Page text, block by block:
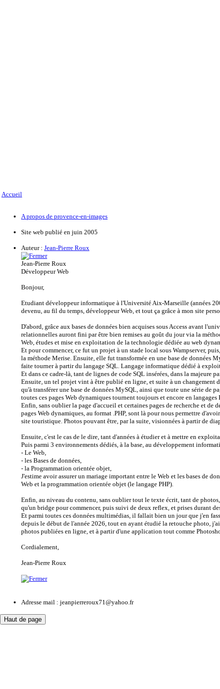
Accueil
A propos de provence-en-images
Site web publié en juin 2005
Auteur : Jean-Pierre Roux
Jean-Pierre Roux
Développeur Web
Bonjour,
Etudiant développeur informatique à l'Université Aix-Marseille (années
devenu, au fil du temps, développeur Web, et tout ça grâce à mon site
D'abord, grâce aux bases de données bien acquises sous Access avant
relationnelles auront fini par être bien remises au goût du jour via la
Web, études et mise en exploitation de la technologie dédiée au web
Et pour commencer, ce fut un projet à un stade local sous Wampserver,
la méthode Merise. Ensuite, elle fut transformée en une base de données
faite tourner à partir du langage SQL. Langage informatique dédié à
Et dans ce cadre-là, tant de lignes de code SQL insérées, dans la majeure
Ensuite, un tel projet vint à être publié en ligne, et suite à un changement
qu'à transférer une base de données MySQL, ainsi que toute une série de
toutes ces pages Web dynamiques tournent toujours et encore en
Enfin, sans oublier la page d'accueil et certaines pages de recherche et de
pages Web dynamiques, au format .PHP, sont là pour nous permettre
site touristique. Photos pouvant être, par la suite, visionnées à partir de
Ensuite, c'est le cas de le dire, tant d'années à étudier et à mettre en
Puis parmi 3 environnements dédiés, à la base, au développement
- Le Web,
- les Bases de données,
- la Programmation orientée objet,
J'estime avoir assurer un mariage important entre le Web et les bases de
Web et la programmation orientée objet (le langage PHP).
Enfin, au niveau du contenu, sans oublier tout le texte écrit, tant de
qu'un bridge pour commencer, puis suivi de deux reflex, et prises durant
Et parmi toutes ces données multimédias, il fallait bien un jour que j'en
depuis le début de l'année 2026, tout en ayant étudié la retouche photo,
photos publiées en ligne, et à partir d'une application tout comme
Cordialement,
Jean-Pierre Roux
Adresse mail : jeanpierreroux71@yahoo.fr
Haut de page